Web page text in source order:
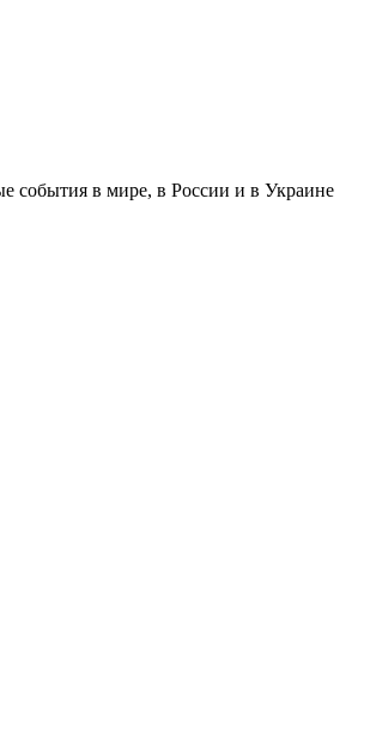
в мире, в России и в Украине